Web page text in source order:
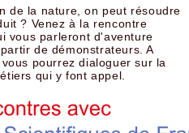
de la nature, on peut résoudre
? Venez à la rencontre
vous parleront d'aventure
de démonstrateurs. A
pourrez dialoguer sur la
qui y font appel.